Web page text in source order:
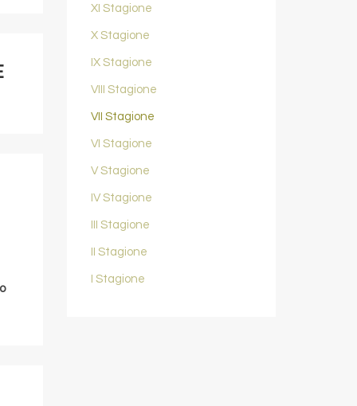
XI Stagione
X Stagione
IX Stagione
VIII Stagione
VII Stagione
VI Stagione
V Stagione
IV Stagione
III Stagione
II Stagione
I Stagione